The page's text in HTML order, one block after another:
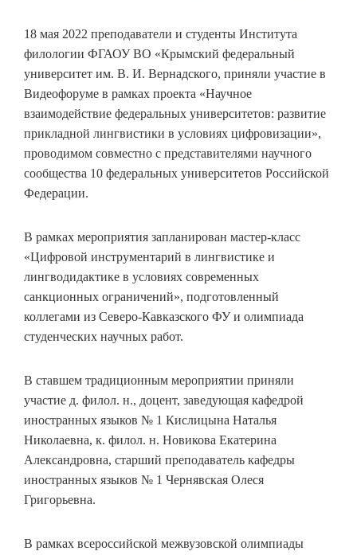
18 мая 2022 преподаватели и студенты Института
филологии ФГАОУ ВО «Крымский федеральный
университет им. В. И. Вернадского, приняли участие в
Видеофоруме в рамках проекта «Научное
взаимодействие федеральных университетов: развитие
прикладной лингвистики в условиях цифровизации»,
проводимом совместно с представителями научного
сообщества 10 федеральных университетов Российской
Федерации.
В рамках мероприятия запланирован мастер-класс
«Цифровой инструментарий в лингвистике и
лингводидактике в условиях современных
санкционных ограничений», подготовленный
коллегами из Северо-Кавказского ФУ и олимпиада
студенческих научных работ.
В ставшем традиционным мероприятии приняли
участие д. филол. н., доцент, заведующая кафедрой
иностранных языков № 1 Кислицына Наталья
Николаевна, к. филол. н. Новикова Екатерина
Александровна, старший преподаватель кафедры
иностранных языков № 1 Чернявская Олеся
Григорьевна.
В рамках всероссийской межвузовской олимпиады